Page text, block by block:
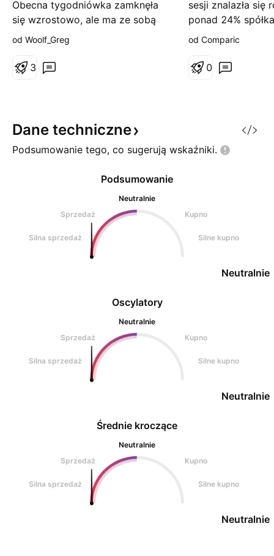
Obecna tygodniówka zamknęła
się wzrostowo, ale ma ze sobą
spory knot (niewykluczone z
wszystko chmura Ichimoku
spadkowym daje raczej impuls
do kontynuacji spadków.
Pierwsze opory w ok
od Woolf_Greg
3
sesji znalazła się
ponad 24%
Jedyną
przekroczeniu
przyczyniła się
Wydaje się, ż
od Comparic
0
Dane techniczne
Podsumowanie tego, co sugerują wskaźniki.
Oscylatory
Neutralnie
Sprzedaż
Kupno
Silna sprzedaż Silne kupno
Neutralnie
Podsumowanie
Neutralnie
Sprzedaż
Kupno
Silna sprzedaż Silne kupno
Neutralnie
Średnie kroczące
Neutralnie
Sprzedaż
Kupno
Silna sprzedaż Silne kupno
Neutralnie